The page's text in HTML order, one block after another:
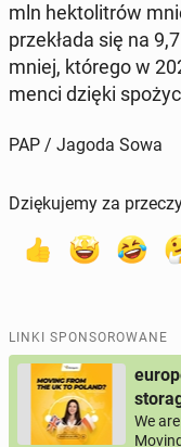
mln hek­to­li­trów
prze­kła­da się na
mniej, którego w
men­ci dzięki
PAP / Jagoda Sowa
Dziękujemy za
LINKI SPONSOROWANE
We